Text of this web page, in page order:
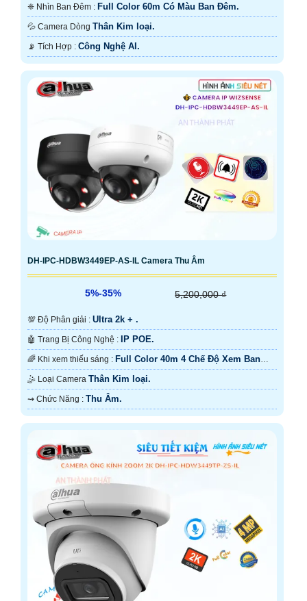
❈ Nhìn Ban Đêm : Full Color 60m Có Màu Ban Ðêm.
💦 Camera Dòng Thân Kim loại.
️📡 Tích Hợp : Công Nghệ AI.
DH-IPC-HDBW3449EP-AS-IL Camera Thu Âm
5%-35% 5,200,000 ₫
💯 Độ Phân giải : Ultra 2k + .
🤖️ Trang Bị Công Nghệ : IP POE.
🌈 Khi xem thiếu sáng : Full Color 40m 4 Chế Độ Xem Ban
Đêm.🤹 Loại Camera Thân Kim loại.
️⇝ Chức Năng : Thu Âm.